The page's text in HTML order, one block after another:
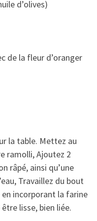
d’olives)
de la fleur d’oranger
la table. Mettez au
ramolli, Ajoutez 2
râpé, ainsi qu’une
Travaillez du bout
incorporant la farine
lisse, bien liée.